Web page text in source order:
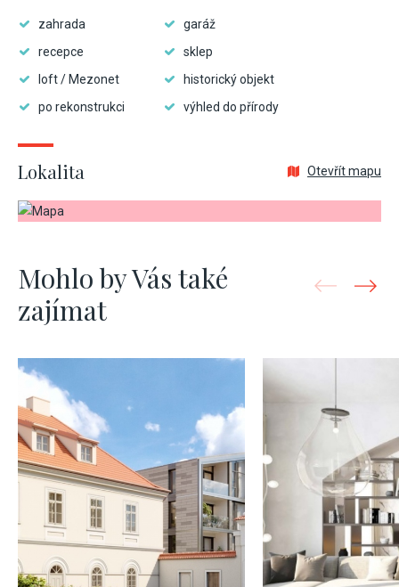
zahrada
garáž
recepce
sklep
loft / Mezonet
historický objekt
po rekonstrukci
výhled do přírody
Lokalita Otevřít mapu
Mohlo by Vás také
zajímat